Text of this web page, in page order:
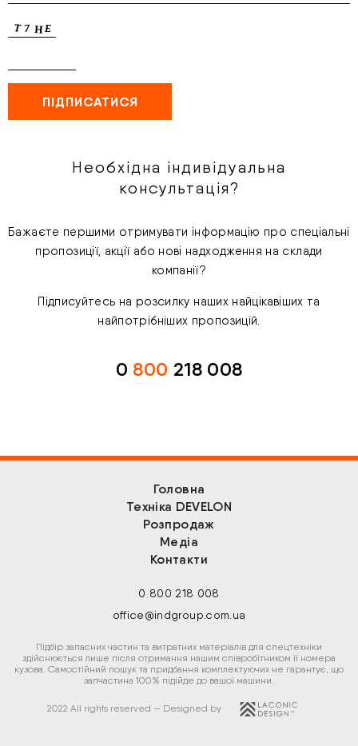
Необхідна індивідуальна
консультація?
Бажаєте першими отримувати інформацію про спеціальні
пропозиції, акції або нові надходження на склади
компанії?
Підписуйтесь на розсилку наших найцікавіших та
найпотрібніших пропозицій.
0 800 218 008
Головна
Техніка DEVELON
Розпродаж
Медіа
Контакти
0 800 218 008
office@indgroup.com.ua
Підбір запасних частин та витратних матеріалів для спецтехніки
здійснюється лише після отримання нашим співробітником її номера
кузова. Самостійний пошук та придбання комплектуючих не гарантує, що
запчастина 100% підійде до вашої машини.
2022 All rights reserved — Designed by